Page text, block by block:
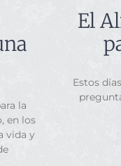
la
en los
vida y
El
Estos